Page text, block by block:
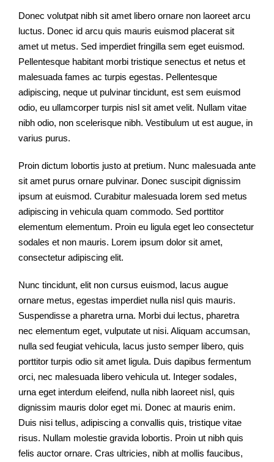
Donec volutpat nibh sit amet libero ornare non laoreet arcu
luctus. Donec id arcu quis mauris euismod placerat sit
amet ut metus. Sed imperdiet fringilla sem eget euismod.
Pellentesque habitant morbi tristique senectus et netus et
malesuada fames ac turpis egestas. Pellentesque
adipiscing, neque ut pulvinar tincidunt, est sem euismod
odio, eu ullamcorper turpis nisl sit amet velit. Nullam vitae
nibh odio, non scelerisque nibh. Vestibulum ut est augue, in
varius purus.
Proin dictum lobortis justo at pretium. Nunc malesuada ante
sit amet purus ornare pulvinar. Donec suscipit dignissim
ipsum at euismod. Curabitur malesuada lorem sed metus
adipiscing in vehicula quam commodo. Sed porttitor
elementum elementum. Proin eu ligula eget leo consectetur
sodales et non mauris. Lorem ipsum dolor sit amet,
consectetur adipiscing elit.
Nunc tincidunt, elit non cursus euismod, lacus augue
ornare metus, egestas imperdiet nulla nisl quis mauris.
Suspendisse a pharetra urna. Morbi dui lectus, pharetra
nec elementum eget, vulputate ut nisi. Aliquam accumsan,
nulla sed feugiat vehicula, lacus justo semper libero, quis
porttitor turpis odio sit amet ligula. Duis dapibus fermentum
orci, nec malesuada libero vehicula ut. Integer sodales,
urna eget interdum eleifend, nulla nibh laoreet nisl, quis
dignissim mauris dolor eget mi. Donec at mauris enim.
Duis nisi tellus, adipiscing a convallis quis, tristique vitae
risus. Nullam molestie gravida lobortis. Proin ut nibh quis
felis auctor ornare. Cras ultricies, nibh at mollis faucibus,